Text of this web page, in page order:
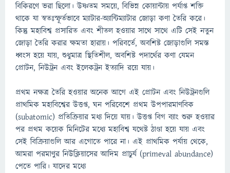
বিকিরণে ভরা ছিলো। উষ্ণতম সময়ে, বিভিন্ন কোয়ান্টায় পর্যাপ্ত শক্তি
থাকে যা স্বতঃস্ফূর্তভাবে ম্যাটার-অ্যান্টিম্যাটার জোড়া কণা তৈরি করে।
কিন্তু মহাবিশ্ব প্রসারিত এবং শীতল হওয়ার সাথে সাথে এটি সেই নতুন
জোড়া তৈরি করার ক্ষমতা হারায়। পরিবর্তে, অবশিষ্ট জোড়াগুলি সমস্ত
ধ্বংস হয়ে যায়, শুধুমাত্র স্থিতিশীল, অবশিষ্ট পদার্থের কণা যেমন
প্রোটন, নিউট্রন এবং ইলেকট্রন ইত্যাদি রয়ে যায়।
প্রথম নক্ষত্র তৈরি হওয়ার অনেক আগে এই প্রোটন এবং নিউট্রনগুলি
প্রাথমিক মহাবিশ্বের উত্তপ্ত, ঘন পরিবেশে প্রথম উপপারমাণবিক
(subatomic) প্রতিক্রিয়ার মধ্য দিয়ে যায়। উত্তপ্ত বিগ ব্যাং শুরু হওয়ার
পর প্রথম কয়েক মিনিটের মধ্যে মহাবিশ্ব যথেষ্ট ঠাণ্ডা হয়ে যায় এবং
সেই বিক্রিয়াগুলি আর এগোতে পারে না। এই প্রাথমিক পর্যায় থেকে,
আমরা পরমাণুর নিউক্লিয়াসের আদিম প্রাচুর্য (primeval abundance)
পেতে পারি। যাদের মধ্যে